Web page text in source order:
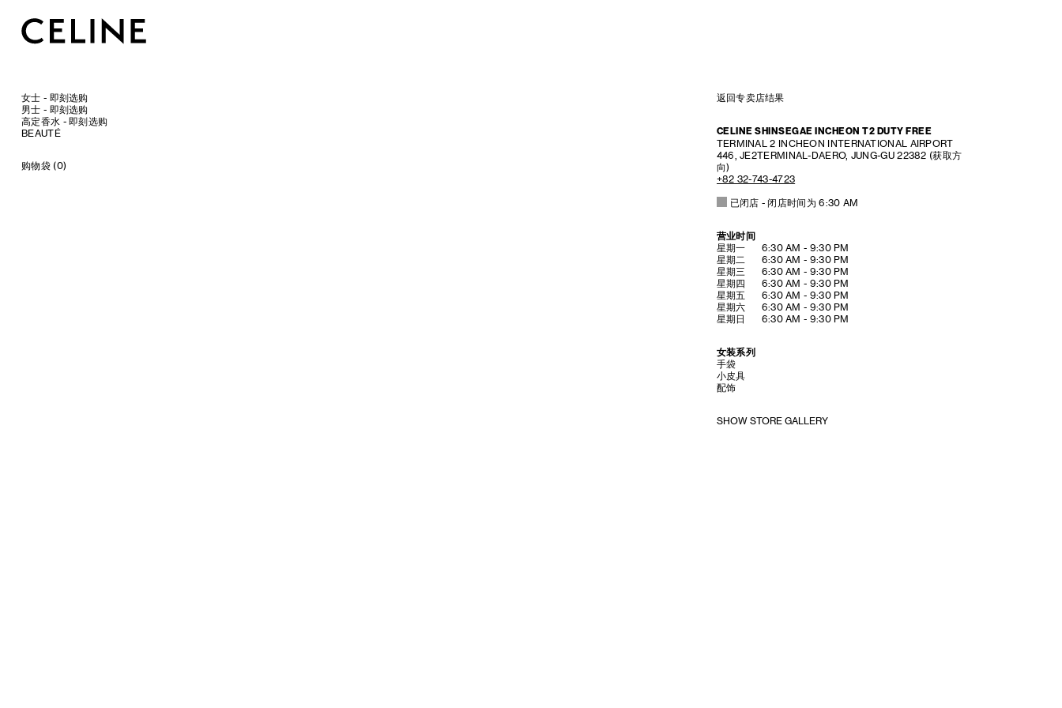
女士 - 即刻选购
男士 - 即刻选购
高定香水 - 即刻选购
BEAUTÉ
购物袋 (0)
返回专卖店结果
CELINE SHINSEGAE INCHEON T2 DUTY FREE
TERMINAL 2 INCHEON INTERNATIONAL AIRPORT
446, JE2TERMINAL-DAERO, JUNG-GU 22382 (获取方
向)
+82 32-743-4723
已闭店 - 闭店时间为6:30 AM
营业时间
DAY OF THE WEEK HOURS
星期一 6:30 AM - 9:30 PM
星期二
6:30 AM - 9:30 PM
星期三
6:30 AM - 9:30 PM
星期四
6:30 AM - 9:30 PM
星期五
6:30 AM - 9:30 PM
星期六
6:30 AM - 9:30 PM
星期日
6:30 AM - 9:30 PM
女装系列
手袋
小皮具
配饰
SHOW STORE GALLERY